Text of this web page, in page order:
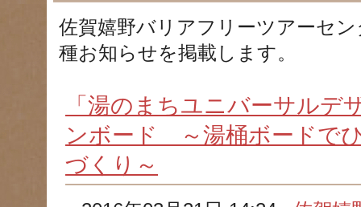
佐賀嬉野バリアフリーツアーセ
種お知らせを掲載します。
「湯のまちユニバーサルデ
ンボード ～湯桶ボードで
づくり～